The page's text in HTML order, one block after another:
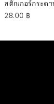
สติ๊กเกอร์กระด
28.00 ฿